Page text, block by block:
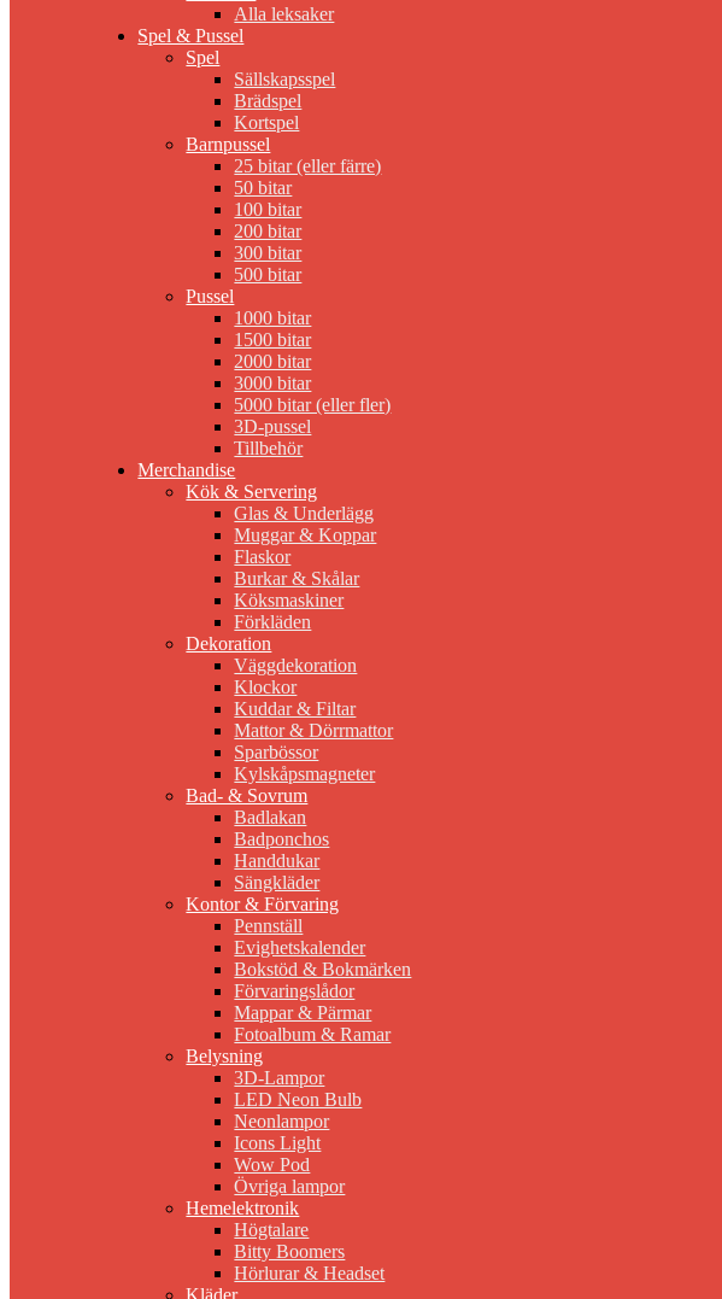
Alla leksaker
Spel & Pussel
Spel
Sällskapsspel
Brädspel
Kortspel
Barnpussel
25 bitar (eller färre)
50 bitar
100 bitar
200 bitar
300 bitar
500 bitar
Pussel
1000 bitar
1500 bitar
2000 bitar
3000 bitar
5000 bitar (eller fler)
3D-pussel
Tillbehör
Merchandise
Kök & Servering
Glas & Underlägg
Muggar & Koppar
Flaskor
Burkar & Skålar
Köksmaskiner
Förkläden
Dekoration
Väggdekoration
Klockor
Kuddar & Filtar
Mattor & Dörrmattor
Sparbössor
Kylskåpsmagneter
Bad- & Sovrum
Badlakan
Badponchos
Handdukar
Sängkläder
Kontor & Förvaring
Pennställ
Evighetskalender
Bokstöd & Bokmärken
Förvaringslådor
Mappar & Pärmar
Fotoalbum & Ramar
Belysning
3D-Lampor
LED Neon Bulb
Neonlampor
Icons Light
Wow Pod
Övriga lampor
Hemelektronik
Högtalare
Bitty Boomers
Hörlurar & Headset